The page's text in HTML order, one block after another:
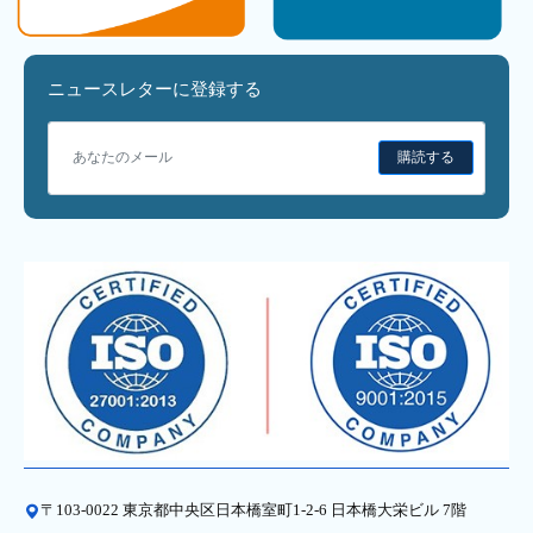
ニュースレターに登録する
購読する
〒103-0022 東京都中央区日本橋室町1-2-6 日本橋大栄ビル 7階